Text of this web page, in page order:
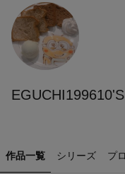
作品一覧 シリーズ プ